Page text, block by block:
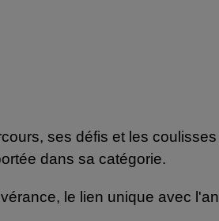
ses défis et les
dans sa catégorie.
le lien unique avec